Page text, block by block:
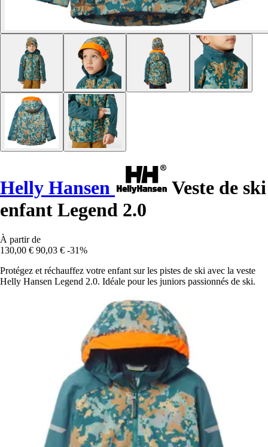
Helly Hansen
Veste de ski
enfant Legend 2.0
À partir de
130,00 € 90,03 € -31%
Protégez et réchauffez votre enfant sur les pistes de ski avec la veste
Helly Hansen Legend 2.0. Idéale pour les juniors passionnés de ski.